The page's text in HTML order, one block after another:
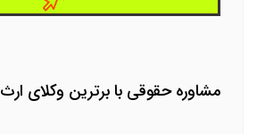
مشاوره حقوقی با برترین وکلای ارث